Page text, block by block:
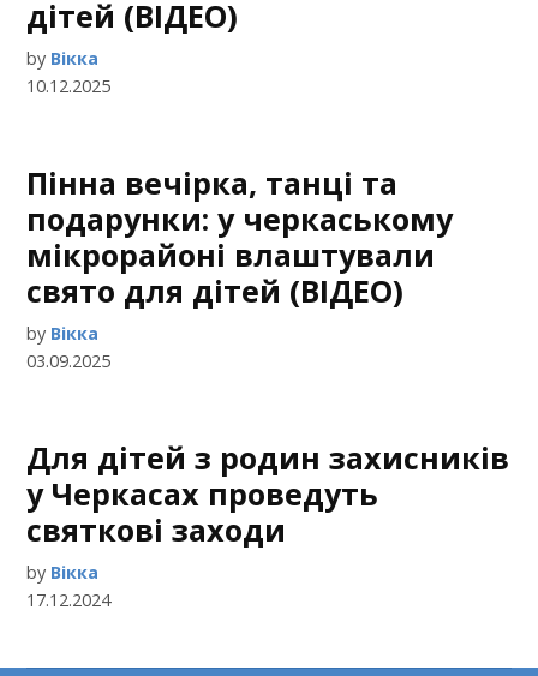
дітей (ВІДЕО)
by Вікка
10.12.2025
Пінна вечірка, танці та
подарунки: у черкаському
мікрорайоні влаштували
свято для дітей (ВІДЕО)
by Вікка
03.09.2025
Для дітей з родин захисників
у Черкасах проведуть
святкові заходи
by Вікка
17.12.2024